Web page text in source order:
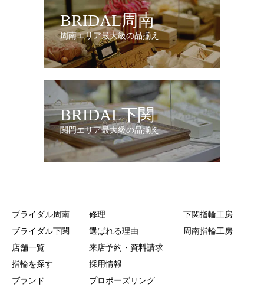
BRIDAL周南
周南エリア最大級の品揃え
BRIDAL下関
関門エリア最大級の品揃え
ブライダル周南
ブライダル下関
店舗一覧
指輪を探す
ブランド
修理
選ばれる理由
来店予約・資料請求
採用情報
プロポーズリング
下関指輪工房
周南指輪工房